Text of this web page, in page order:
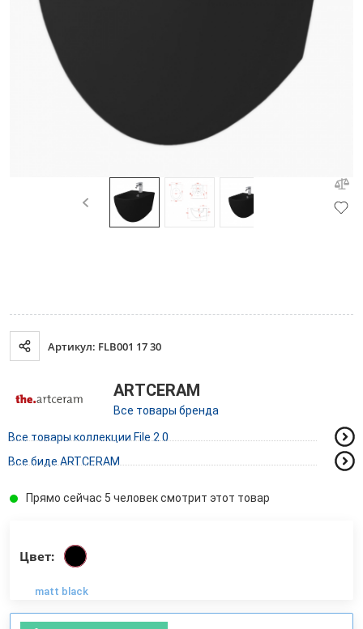
Артикул: FLB001 17 30
ARTCERAM
Все товары бренда
Все товары коллекции File 2.0
Все биде ARTCERAM
Прямо сейчас 5 человек смотрит этот товар
Цвет:
matt black